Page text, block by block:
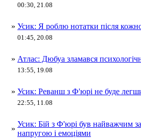
00:30, 21.08
» Усик: Я роблю нотатки після
01:45, 20.08
» Атлас: Дюбуа зламався
13:55, 19.08
» Усик: Реванш з Ф'юрі не буде
22:55, 11.08
»
Усик: Бій з Ф'юрі був найважчим
напругою і емоціями